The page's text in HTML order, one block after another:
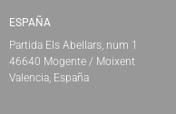
ESPAÑA
Partida Els Abellars, num 1
46640 Mogente / Moixent
Valencia, España